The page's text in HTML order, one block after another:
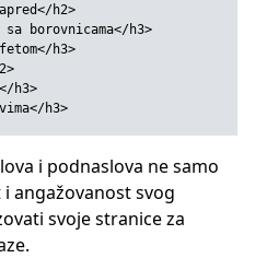
</h2>
sa borovnicama</h3>
</h3>
>
</h3>
</h3>
i podnaslova ne samo
angažovanost svog
svoje stranice za